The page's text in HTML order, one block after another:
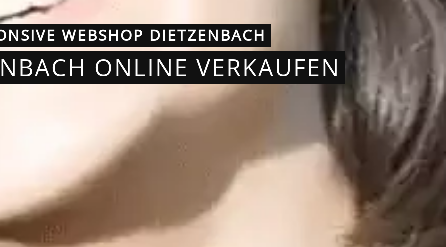
WEBSHOP DIETZENBACH
ONLINE VERKAUFEN